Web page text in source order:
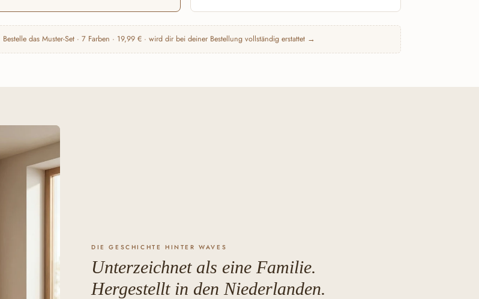
Bestelle das Muster-Set · 7 Farben · 19,99 € · wird dir bei deiner Bestellung vollständig erstattet →
DIE GESCHICHTE HINTER WAVES
Unterzeichnet als eine Familie.
Hergestellt in den Niederlanden.